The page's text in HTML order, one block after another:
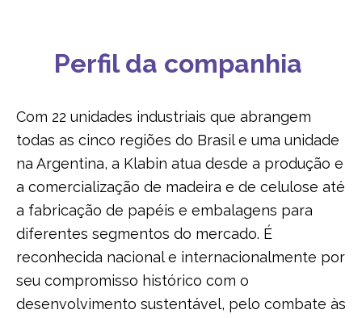
DESTINOS DA PRODUÇÃO
LOGÍSTICA
Perfil da companhia
Com 22 unidades industriais que abrangem
todas as cinco regiões do Brasil e uma unidade
na Argentina, a Klabin atua desde a produção e
a comercialização de madeira e de celulose até
a fabricação de papéis e embalagens para
diferentes segmentos do mercado. É
reconhecida nacional e internacionalmente por
seu compromisso histórico com o
desenvolvimento sustentável, pelo combate às